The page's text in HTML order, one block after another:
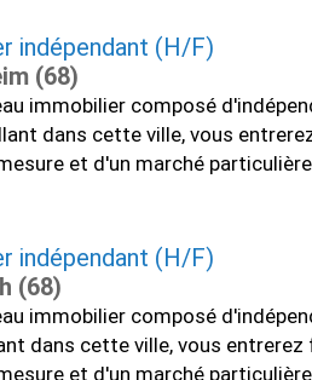
indépendant (H/F)
(68)
immobilier composé
dans cette ville, vous
et d'un marché
indépendant (H/F)
(68)
immobilier composé
dans cette ville, vous
et d'un marché